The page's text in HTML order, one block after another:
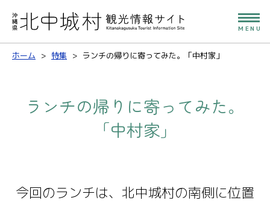
MENU
ホーム 特集 ランチの帰りに寄ってみた。「中村家」
ランチの帰りに寄ってみた。
「中村家」
今回のランチは、北中城村の南側に位置